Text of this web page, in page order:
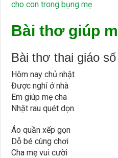
cho con trong bụng mẹ
Bài thơ giúp
Bài thơ thai giáo
Hôm nay chủ nhật
Được nghỉ ở nhà
Em giúp mẹ cha
Nhặt rau quét dọn.
Áo quần xếp gọn
Dỗ bé cùng chơi
Cha mẹ vui cười